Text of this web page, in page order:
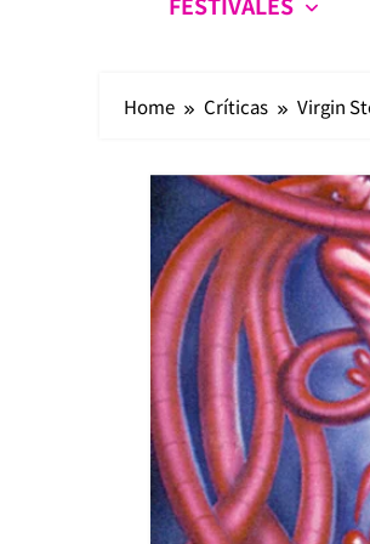
Home Críticas Virgin